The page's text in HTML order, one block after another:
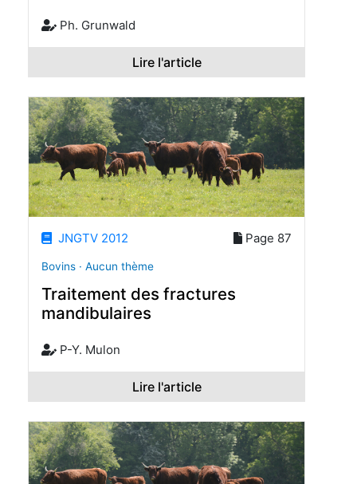
Ph. Grunwald
Lire l'article
JNGTV 2012 Page 87
Bovins · Aucun thème
Traitement des fractures
mandibulaires
P-Y. Mulon
Lire l'article